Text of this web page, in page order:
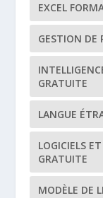
EXCEL
GESTION DE
GRATUITE
LANGUE
LOGICIELS
GRATUITE
MODÈLE DE